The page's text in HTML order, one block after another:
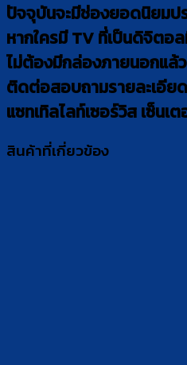
ปัจจุบันจะมีช่องยอดนิยม
หากใครมี TV ที่เป็นดิจิตอ
ไม่ต้องมีกล่องภายนอกแล้
ติดต่อสอบถามรายละเอีย
แซทเทิลไลท์เซอร์วิส เซ็น
สินค้าที่เกี่ยวข้อง